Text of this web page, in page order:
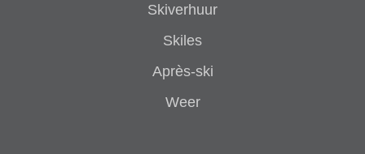
Skiverhuur
Skiles
Après-ski
Weer